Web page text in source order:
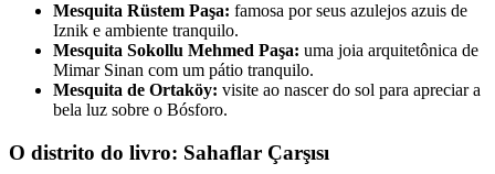
Mesquita Rüstem Paşa: famosa por seus azulejos azuis de
Iznik e ambiente tranquilo.
Mesquita Sokollu Mehmed Paşa: uma joia arquitetônica de
Mimar Sinan com um pátio tranquilo.
Mesquita de Ortaköy: visite ao nascer do sol para apreciar a
bela luz sobre o Bósforo.
O distrito do livro: Sahaflar Çarşısı